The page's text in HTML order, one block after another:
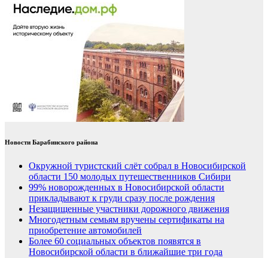
Новости Барабинского района
Окружной туристский слёт собрал в Новосибирской
области 150 молодых путешественников Сибири
99% новорожденных в Новосибирской области
прикладывают к груди сразу после рождения
Незащищенные участники дорожного движения
Многодетным семьям вручены сертификаты на
приобретение автомобилей
Более 60 социальных объектов появятся в
Новосибирской области в ближайшие три года